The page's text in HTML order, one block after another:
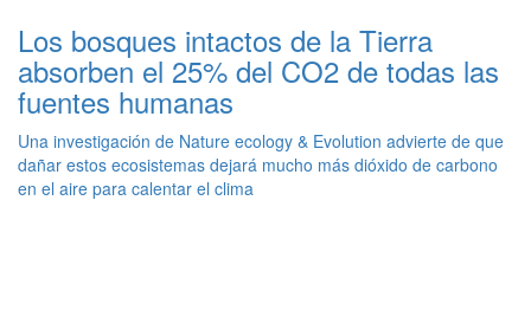
Los bosques intactos de la Tierra
absorben el 25% del CO2 de todas las
fuentes humanas
Una investigación de Nature ecology & Evolution advierte de que
dañar estos ecosistemas dejará mucho más dióxido de carbono
en el aire para calentar el clima